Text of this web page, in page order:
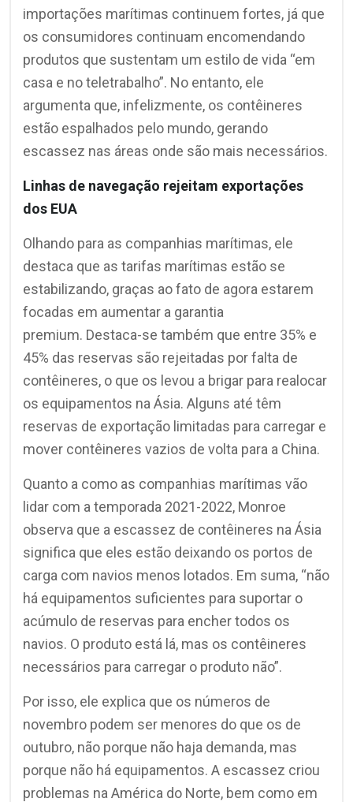
importações marítimas continuem fortes, já que
os consumidores continuam encomendando
produtos que sustentam um estilo de vida “em
casa e no teletrabalho”. No entanto, ele
argumenta que, infelizmente, os contêineres
estão espalhados pelo mundo, gerando
escassez nas áreas onde são mais necessários.
Linhas de navegação rejeitam exportações
dos EUA
Olhando para as companhias marítimas, ele
destaca que as tarifas marítimas estão se
estabilizando, graças ao fato de agora estarem
focadas em aumentar a garantia
premium. Destaca-se também que entre 35% e
45% das reservas são rejeitadas por falta de
contêineres, o que os levou a brigar para realocar
os equipamentos na Ásia. Alguns até têm
reservas de exportação limitadas para carregar e
mover contêineres vazios de volta para a China.
Quanto a como as companhias marítimas vão
lidar com a temporada 2021-2022, Monroe
observa que a escassez de contêineres na Ásia
significa que eles estão deixando os portos de
carga com navios menos lotados. Em suma, “não
há equipamentos suficientes para suportar o
acúmulo de reservas para encher todos os
navios. O produto está lá, mas os contêineres
necessários para carregar o produto não”.
Por isso, ele explica que os números de
novembro podem ser menores do que os de
outubro, não porque não haja demanda, mas
porque não há equipamentos. A escassez criou
problemas na América do Norte, bem como em